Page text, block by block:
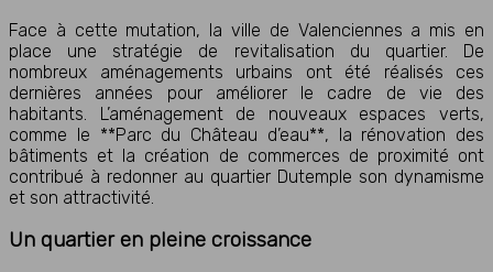
Face à cette mutation, la ville de Valenciennes a mis en
place une stratégie de revitalisation du quartier. De
nombreux aménagements urbains ont été réalisés ces
dernières années pour améliorer le cadre de vie des
habitants. L’aménagement de nouveaux espaces verts,
comme le **Parc du Château d’eau**, la rénovation des
bâtiments et la création de commerces de proximité ont
contribué à redonner au quartier Dutemple son dynamisme
et son attractivité.
Un quartier en pleine croissance